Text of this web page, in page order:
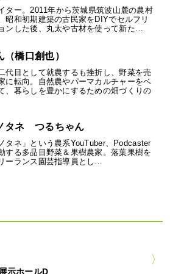
ター。2011年から茨城県筑波山麓の農村
昭和初期建築の古民家をDIYでセルフリ
ンした後、丸太や古材を使って新た…
（橋口創也）
代目として就農するも挫折し、野菜を売
に転向。自然農やパーマカルチャーをベ
、暮らしを豊かにするための畑づくりの
タネ つるちゃん
タネ」という農系YouTuber、Podcaster
する多品目野菜＆果樹農家。落葉果樹を
ーランス園芸指導員とし…
示ホールD